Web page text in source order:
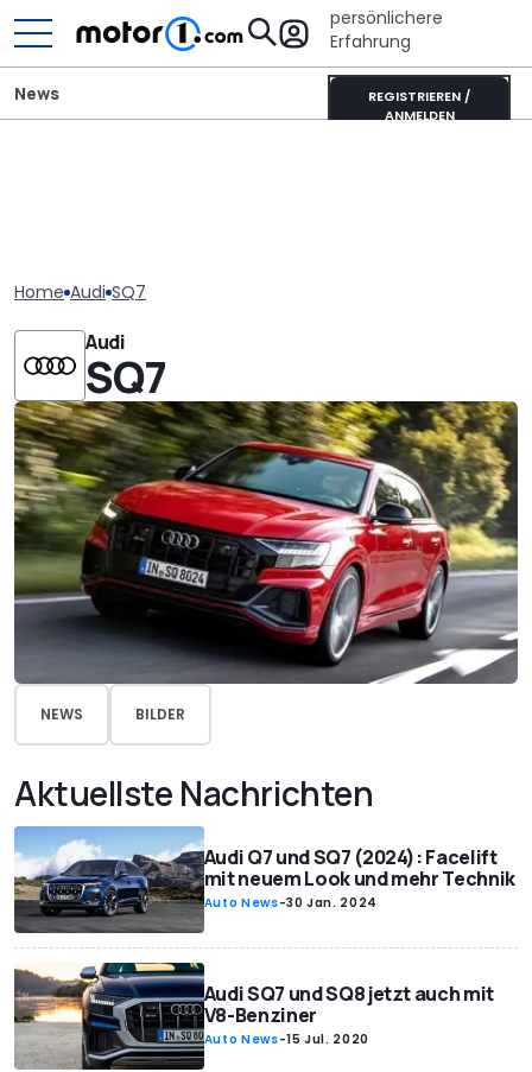
persönlichere
Erfahrung
REGISTRIEREN /
ANMELDEN
News
Home Audi SQ7
Audi
SQ7
NEWS BILDER
Aktuellste Nachrichten
Audi Q7 und SQ7 (2024): Facelift
mit neuem Look und mehr Technik
Auto News-30 Jan. 2024
Audi SQ7 und SQ8 jetzt auch mit
V8-Benziner
Auto News-15 Jul. 2020